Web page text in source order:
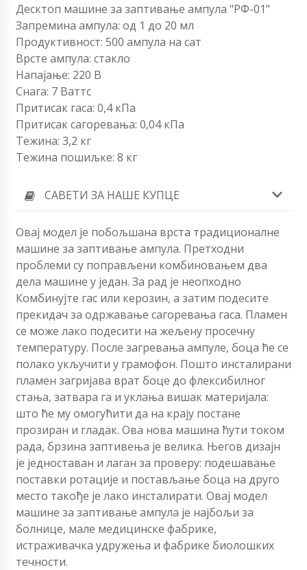
Десктоп машине за заптивање ампула "РФ-01"
Запремина ампула: од 1 до 20 мл
Продуктивност: 500 ампула на сат
Врсте ампула: стакло
Напајање: 220 В
Снага: 7 Ваттс
Притисак гаса: 0,4 кПа
Притисак сагоревања: 0,04 кПа
Тежина: 3,2 кг
Тежина пошиљке: 8 кг
САВЕТИ ЗА НАШЕ КУПЦЕ
Овај модел је побољшана врста традиционалне
машине за заптивање ампула. Претходни
проблеми су поправљени комбиновањем два
дела машине у један. За рад је неопходно
Комбинујте гас или керозин, а затим подесите
прекидач за одржавање сагоревања гаса. Пламен
се може лако подесити на жељену просечну
температуру. После загревања ампуле, боца ће се
полако укључити у грамофон. Пошто инсталирани
пламен загријава врат боце до флексибилног
стања, затвара га и уклања вишак материјала:
што ће му омогућити да на крају постане
прозиран и гладак. Ова нова машина ћути током
рада, брзина заптивења је велика. Његов дизајн
је једноставан и лаган за проверу: подешавање
поставки ротације и постављање боца на друго
место такође је лако инсталирати. Овај модел
машине за заптивање ампула је најбољи за
болнице, мале медицинске фабрике,
истраживачка удружења и фабрике биолошких
течности.